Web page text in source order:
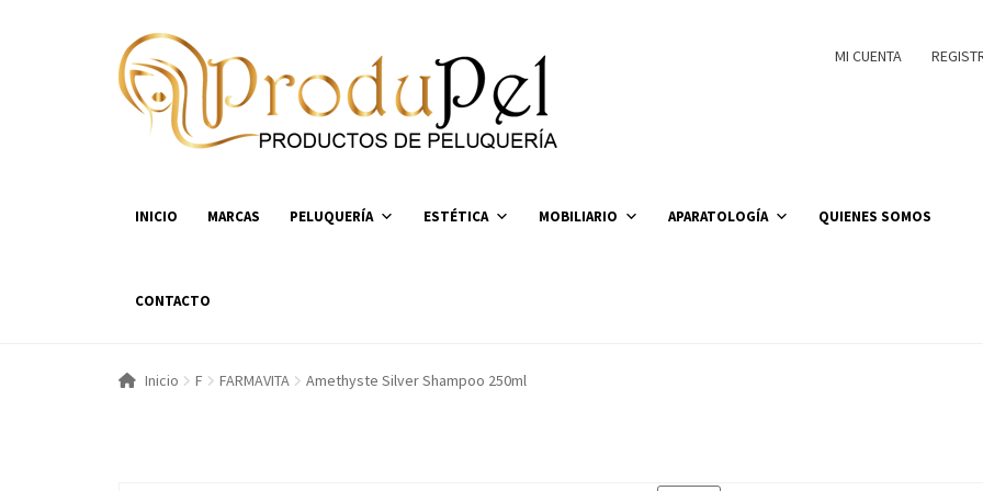
Ir
a
la
navegación
Ir
al
contenido
MI CUENTA
INICIO MARCAS PELUQUERÍA ESTÉTICA MOBILIARIO APARATOLOGÍA QUIENES SOMOS
CONTACTO
Inicio F FARMAVITA Amethyste Silver Shampoo 250ml